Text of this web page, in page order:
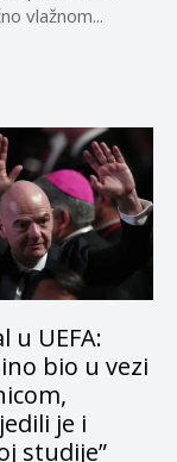
vlažnom...
u UEFA:
bio u vezi
je i
studije”